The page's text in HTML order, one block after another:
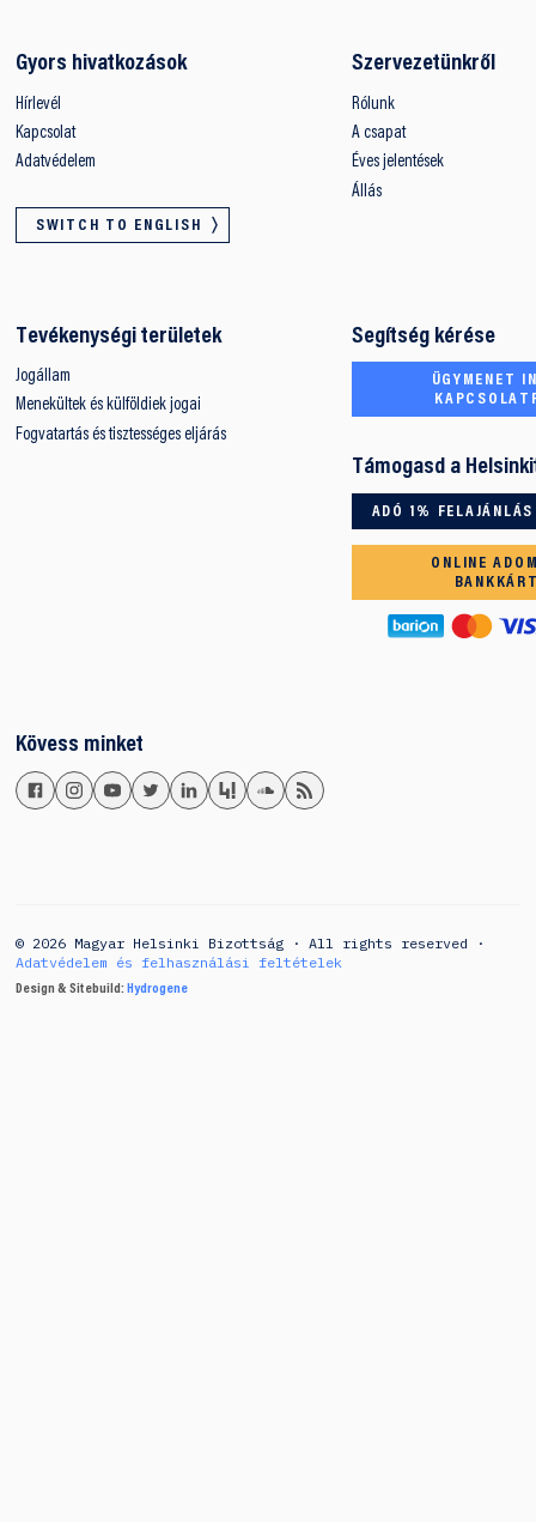
Gyors hivatkozások
Hírlevél
Kapcsolat
Adatvédelem
SWITCH TO ENGLISH
Szervezetünkről
Rólunk
A csapat
Éves jelentések
Állás
Tevékenységi területek
Jogállam
Menekültek és külföldiek jogai
Fogvatartás és tisztességes eljárás
Segítség kérése
ÜGYMENET
Támogasd a
ADÓ 1% FELAJÁNLÁS
ONLINE
Kövess minket
© 2026 Magyar Helsinki Bizottság · All rights reserved ·
Adatvédelem és felhasználási feltételek
Design & Sitebuild: Hydrogene